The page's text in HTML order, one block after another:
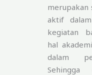
merupakan
aktif
kegiatan
hal
dalam